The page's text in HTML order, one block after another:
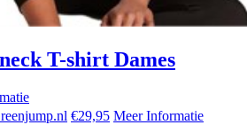
T-shirt Dames
€29,95 Meer Informatie